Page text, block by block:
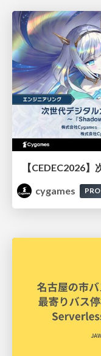
cygames
PRO